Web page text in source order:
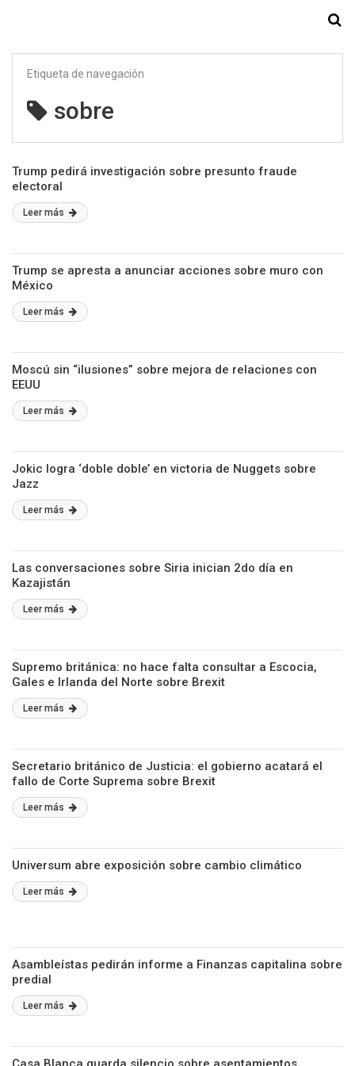
Etiqueta de navegación
sobre
Trump pedirá investigación sobre presunto fraude
electoral
Leer más
Trump se apresta a anunciar acciones sobre muro con
México
Leer más
Moscú sin “ilusiones” sobre mejora de relaciones con
EEUU
Leer más
Jokic logra ‘doble doble’ en victoria de Nuggets sobre
Jazz
Leer más
Las conversaciones sobre Siria inician 2do día en
Kazajistán
Leer más
Supremo británica: no hace falta consultar a Escocia,
Gales e Irlanda del Norte sobre Brexit
Leer más
Secretario británico de Justicia: el gobierno acatará el
fallo de Corte Suprema sobre Brexit
Leer más
Universum abre exposición sobre cambio climático
Leer más
Asambleístas pedirán informe a Finanzas capitalina sobre
predial
Leer más